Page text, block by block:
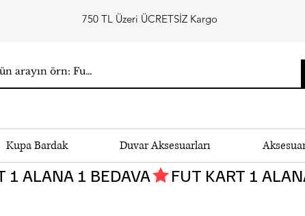
750 TL Üzeri ÜCRETSİZ Kargo
Kupa Bardak Duvar Aksesuarları